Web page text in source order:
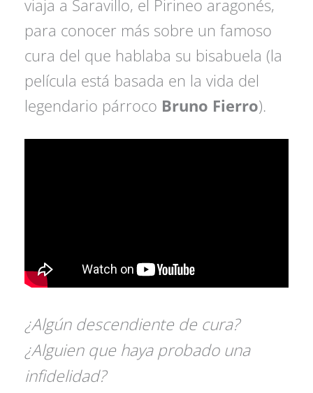
viaja a Saravillo, el Pirineo aragonés,
para conocer más sobre un famoso
cura del que hablaba su bisabuela (la
película está basada en la vida del
legendario párroco Bruno Fierro).
¿Algún descendiente de cura?
¿Alguien que haya probado una
infidelidad?